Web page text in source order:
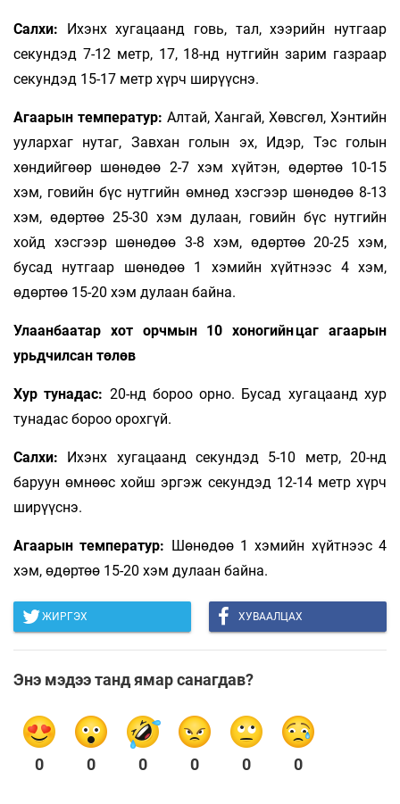
Салхи: Ихэнх хугацаанд говь, тал, хээрийн нутгаар
секундэд 7-12 метр, 17, 18-нд нутгийн зарим газраар
секундэд 15-17 метр хүрч ширүүснэ.
Агаарын температур: Алтай, Хангай, Хөвсгөл, Хэнтийн
уулархаг нутаг, Завхан голын эх, Идэр, Тэс голын
хөндийгөөр шөнөдөө 2-7 хэм хүйтэн, өдөртөө 10-15
хэм, говийн бүс нутгийн өмнөд хэсгээр шөнөдөө 8-13
хэм, өдөртөө 25-30 хэм дулаан, говийн бүс нутгийн
хойд хэсгээр шөнөдөө 3-8 хэм, өдөртөө 20-25 хэм,
бусад нутгаар шөнөдөө 1 хэмийн хүйтнээс 4 хэм,
өдөртөө 15-20 хэм дулаан байна.
Улаанбаатар хот орчмын 10 хоногийн цаг агаарын
урьдчилсан төлөв
Хур тунадас: 20-нд бороо орно. Бусад хугацаанд хур
тунадас бороо орохгүй.
Салхи: Ихэнх хугацаанд секундэд 5-10 метр, 20-нд
баруун өмнөөс хойш эргэж секундэд 12-14 метр хүрч
ширүүснэ.
Агаарын температур: Шөнөдөө 1 хэмийн хүйтнээс 4
хэм, өдөртөө 15-20 хэм дулаан байна.
ЖИРГЭХ ХУВААЛЦАХ
Энэ мэдээ танд ямар санагдав?
0 0 0 0 0 0